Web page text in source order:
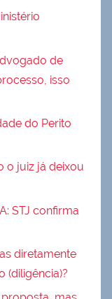
de
isso
do Perito
o juiz já deixou
STJ confirma
diretamente
(diligência)?